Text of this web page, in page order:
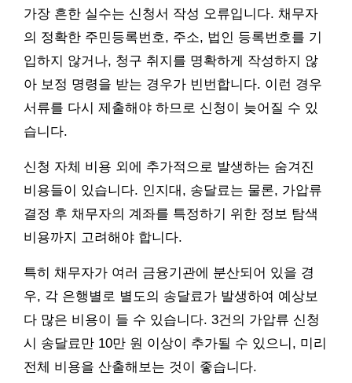
가장 흔한 실수는 신청서 작성 오류입니다. 채무자
의 정확한 주민등록번호, 주소, 법인 등록번호를 기
입하지 않거나, 청구 취지를 명확하게 작성하지 않
아 보정 명령을 받는 경우가 빈번합니다. 이런 경우
서류를 다시 제출해야 하므로 신청이 늦어질 수 있
습니다.
신청 자체 비용 외에 추가적으로 발생하는 숨겨진
비용들이 있습니다. 인지대, 송달료는 물론, 가압류
결정 후 채무자의 계좌를 특정하기 위한 정보 탐색
비용까지 고려해야 합니다.
특히 채무자가 여러 금융기관에 분산되어 있을 경
우, 각 은행별로 별도의 송달료가 발생하여 예상보
다 많은 비용이 들 수 있습니다. 3건의 가압류 신청
시 송달료만 10만 원 이상이 추가될 수 있으니, 미리
전체 비용을 산출해보는 것이 좋습니다.